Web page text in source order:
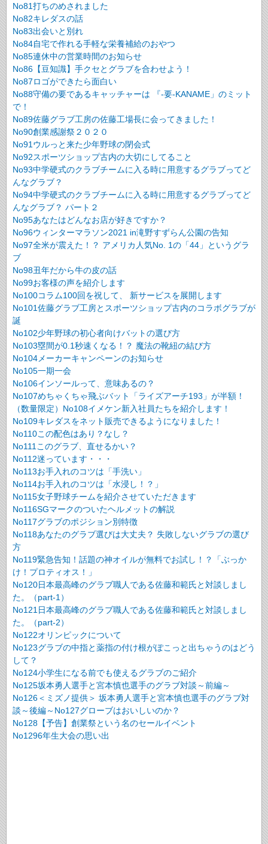
No81打ちのめされました
No82キレダスの話
No83出会いと別れ
No84自宅で作れる手軽な栄養補給のおやつ
No85連休中の営業時間のお知らせ
No86【豆知識】手クセとグラブを合わせよう！
No87ロゴができたら面白い
No88守備の要であるキャッチャーは 『-要-KANAME」のミット
で！
No89佐藤グラブ工房の佐藤工場長に会ってきました！
No90創業感謝祭２０２０
No91ウルっと来た少年野球の閉会式
No92スポーツショップ古内の大切にしてること
No93中学硬式のクラブチームに入る時に用意するグラブってど
んなグラブ？
No94中学硬式のクラブチームに入る時に用意するグラブってど
んなグラブ？ パート２
No95あなたはどんなお店が好きですか？
No96ウィンターマラソン2021 in滝野すずらん公園の告知
No97全米が震えた！？ アメリカ人気No. 1の「44」というグラ
ブ
No98丑年だから牛の皮の話
No99お客様の声を紹介します
No100コラム100回を祝して、 新サービスを展開します
No101佐藤グラブ工房とスポーツショップ古内のコラボグラブが
誕
No102少年野球の初心者向けバットの選び方
No103塁間が0.1秒速くなる！？ 魔法の靴紐の結び方
No104メーカーキャンペーンのお知らせ
No105一期一会
No106インソールって、意味あるの？
No107めちゃくちゃ飛ぶバット「ライズアーチ193」が半額！
（数量限定） No108イメケン新入社員たちを紹介します！
No109キレダスをネット販売できるようになりました！
No110この配色はあり？なし？
No111このグラブ、直せるかい？
No112迷っています・・・
No113お手入れのコツは「手洗い」
No114お手入れのコツは「水浸し！？」
No115女子野球チームを紹介させていただきます
No116SGマークのついたヘルメットの解説
No117グラブのポジション別特徴
No118あなたのグラブ選びは大丈夫？ 失敗しないグラブの選び
方
No119緊急告知！話題の神オイルが無料でお試し！？「ぶっか
け！プロティオス！」
No120日本最高峰のグラブ職人である佐藤和範氏と対談しまし
た。（part-1）
No121日本最高峰のグラブ職人である佐藤和範氏と対談しまし
た。（part-2）
No122オリンピックについて
No123グラブの中指と薬指の付け根がぽこっと出ちゃうのはどう
して？
No124小学生になる前でも使えるグラブのご紹介
No125坂本勇人選手と宮本慎也選手のグラブ対談～前編～
No126＜ミズノ提供＞ 坂本勇人選手と宮本慎也選手のグラブ対
談～後編～ No127グローブはおいしいのか？
No128【予告】創業祭という名のセールイベント
No1296年生大会の思い出